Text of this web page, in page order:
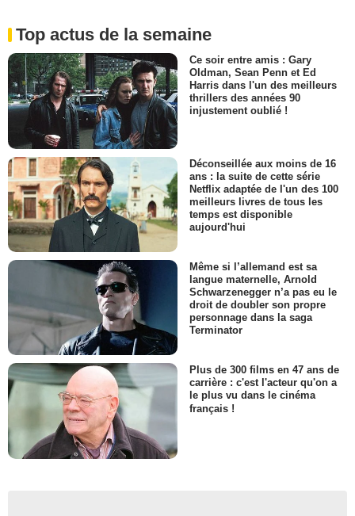
Top actus de la semaine
Ce soir entre amis : Gary
Oldman, Sean Penn et Ed
Harris dans l'un des meilleurs
thrillers des années 90
injustement oublié !
Déconseillée aux moins de 16
ans : la suite de cette série
Netflix adaptée de l'un des 100
meilleurs livres de tous les
temps est disponible
aujourd'hui
Même si l’allemand est sa
langue maternelle, Arnold
Schwarzenegger n’a pas eu le
droit de doubler son propre
personnage dans la saga
Terminator
Plus de 300 films en 47 ans de
carrière : c'est l'acteur qu'on a
le plus vu dans le cinéma
français !